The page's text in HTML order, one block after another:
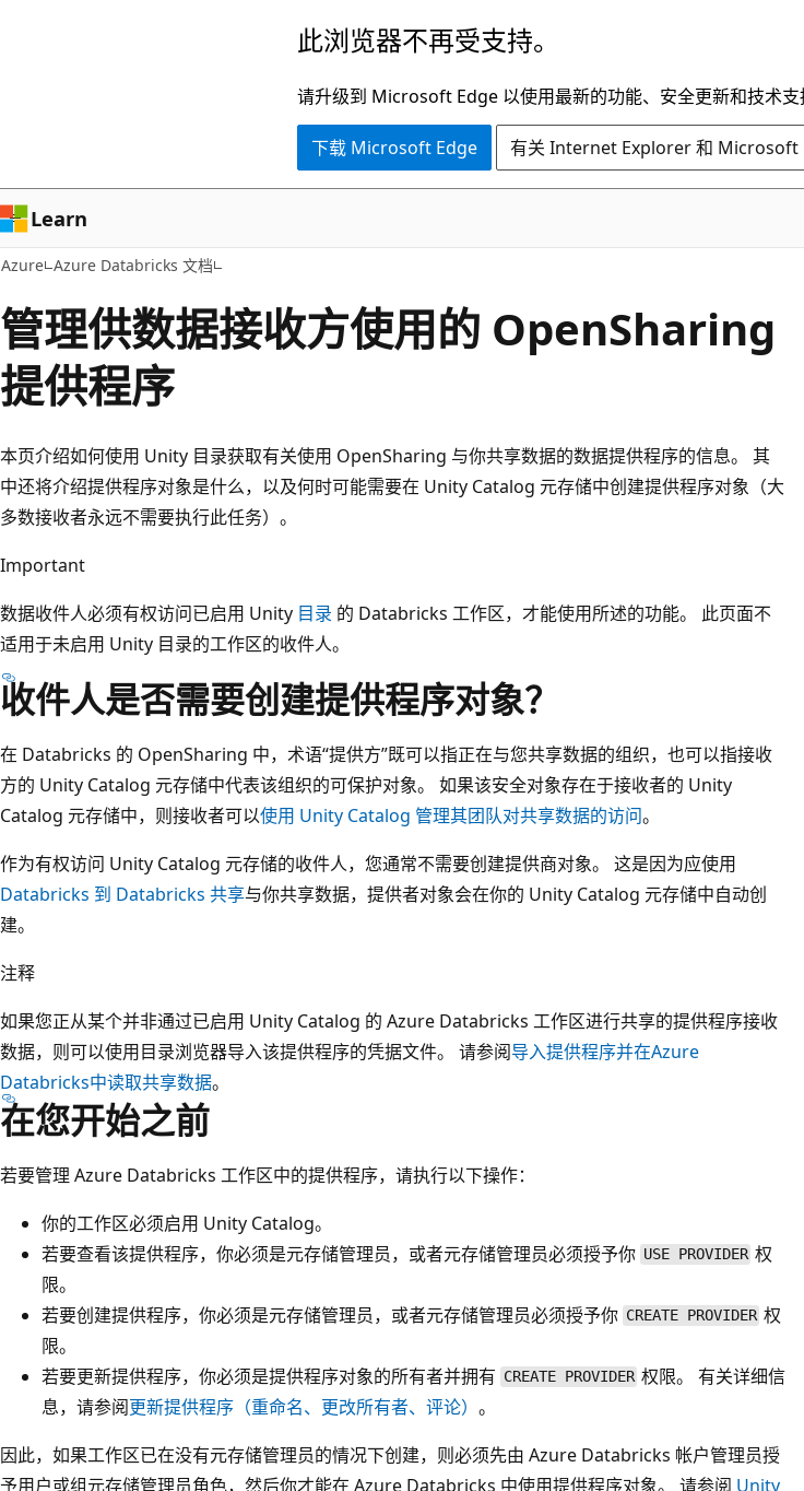
容
此浏览器不再受支持。
请升级到 Microsoft Edge 以使用最新的功能、安全更新和技术支
下载 Microsoft Edge 有关 Internet Explorer 和 Microsoft
Learn
Azure Azure Databricks 文档
管理供数据接收方使用的 OpenSharing
提供程序
本页介绍如何使用 Unity 目录获取有关使用 OpenSharing 与你共享数据的数据提供程序的信息。 其
中还将介绍提供程序对象是什么，以及何时可能需要在 Unity Catalog 元存储中创建提供程序对象（大
多数接收者永远不需要执行此任务）。
Important
数据收件人必须有权访问已启用 Unity 目录 的 Databricks 工作区，才能使用所述的功能。 此页面不
适用于未启用 Unity 目录的工作区的收件人。
收件人是否需要创建提供程序对象？
在 Databricks 的 OpenSharing 中，术语“提供方”既可以指正在与您共享数据的组织，也可以指接收
方的 Unity Catalog 元存储中代表该组织的可保护对象。 如果该安全对象存在于接收者的 Unity
Catalog 元存储中，则接收者可以使用 Unity Catalog 管理其团队对共享数据的访问。
作为有权访问 Unity Catalog 元存储的收件人，您通常不需要创建提供商对象。 这是因为应使用
Databricks 到 Databricks 共享与你共享数据，提供者对象会在你的 Unity Catalog 元存储中自动创
建。
注释
如果您正从某个并非通过已启用 Unity Catalog 的 Azure Databricks 工作区进行共享的提供程序接收
数据，则可以使用目录浏览器导入该提供程序的凭据文件。 请参阅导入提供程序并在Azure
Databricks中读取共享数据。
在您开始之前
若要管理 Azure Databricks 工作区中的提供程序，请执行以下操作：
你的工作区必须启用 Unity Catalog。
若要查看该提供程序，你必须是元存储管理员，或者元存储管理员必须授予你 USE PROVIDER 权
限。
若要创建提供程序，你必须是元存储管理员，或者元存储管理员必须授予你 CREATE PROVIDER 权
限。
若要更新提供程序，你必须是提供程序对象的所有者并拥有 CREATE PROVIDER 权限。 有关详细信
息，请参阅更新提供程序（重命名、更改所有者、评论） 。
因此，如果工作区已在没有元存储管理员的情况下创建，则必须先由 Azure Databricks 帐户管理员授
予用户或组元存储管理员角色，然后你才能在 Azure Databricks 中使用提供程序对象。 请参阅 Unity